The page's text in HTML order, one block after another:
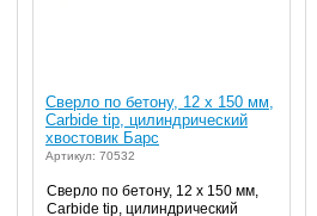
Сверло по бетону, 12 х 150 мм,
Carbide tip, цилиндрический
хвостовик Барс
Артикул: 70532
Сверло по бетону, 12 х 150 мм,
Carbide tip, цилиндрический